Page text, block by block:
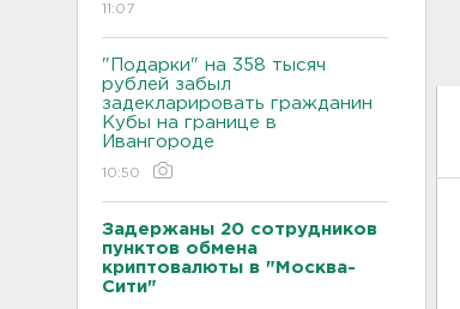
11:07
"Подарки" на 358 тысяч
рублей забыл
задекларировать гражданин
Кубы на границе в
Ивангороде
10:50
Задержаны 20 сотрудников
пунктов обмена
криптовалюты в "Москва-
Сити"